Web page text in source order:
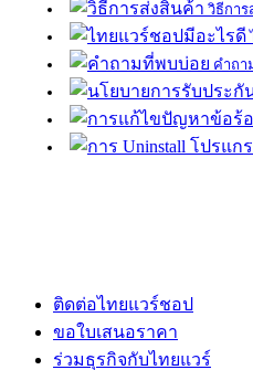
วิธีการ
คำถา
ติดต่อไทยแวร์ชอป
ขอใบเสนอราคา
ร่วมธุรกิจกับไทยแวร์